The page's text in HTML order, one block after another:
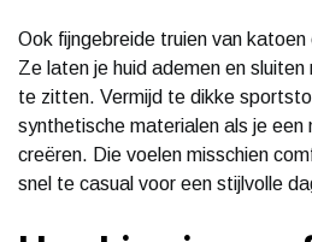
Ook fijngebreide truien van
Ze laten je huid ademen en
te zitten. Vermijd te dikke
synthetische materialen als je een
creëren. Die voelen misschien
snel te casual voor een stijlvolle